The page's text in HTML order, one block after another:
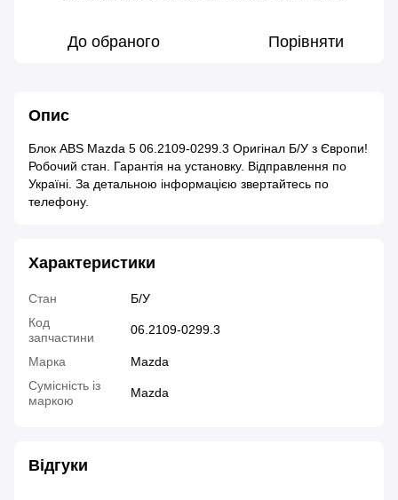
До обраного Порівняти
Опис
Блок ABS Mazda 5 06.2109-0299.3 Оригінал Б/У з Європи!
Робочий стан. Гарантія на установку. Відправлення по
Україні. За детальною інформацією звертайтесь по
телефону.
Характеристики
Стан
Б/У
Код
запчастини
06.2109-0299.3
Марка
Mazda
Сумісність із
маркою
Mazda
Відгуки